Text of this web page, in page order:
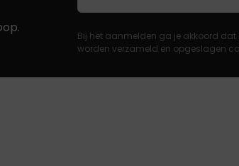
Bij het aanmelden ga je akkoord dat
worden verzameld en opgeslagen